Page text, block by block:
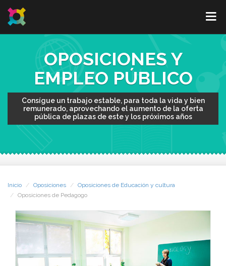
OPOSICIONES Y
EMPLEO PÚBLICO
Consígue un trabajo estable, para toda la vida y bien
remunerado, aprovechando el aumento de la oferta
pública de plazas de este y los próximos años
Inicio Oposiciones
Oposiciones de Educación y cultura
Oposiciones de Pedagogo